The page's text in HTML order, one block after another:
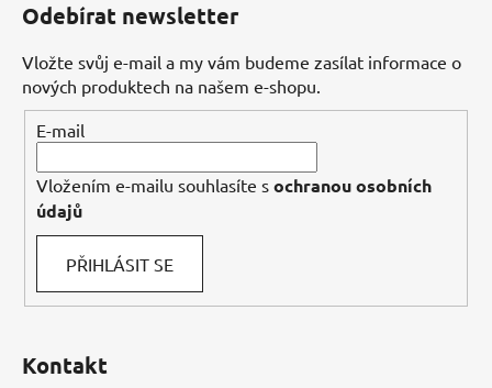
Odebírat newsletter
Vložte svůj e-mail a my vám budeme zasílat informace o
nových produktech na našem e-shopu.
E-mail
Vložením e-mailu souhlasíte s ochranou osobních
údajů
PŘIHLÁSIT SE
Kontakt